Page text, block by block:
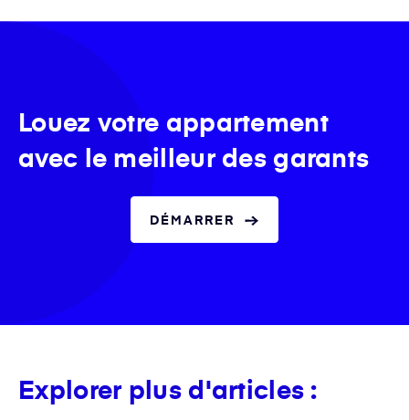
Louez votre appartement
avec le meilleur des garants
DÉMARRER
Explorer plus d'articles :